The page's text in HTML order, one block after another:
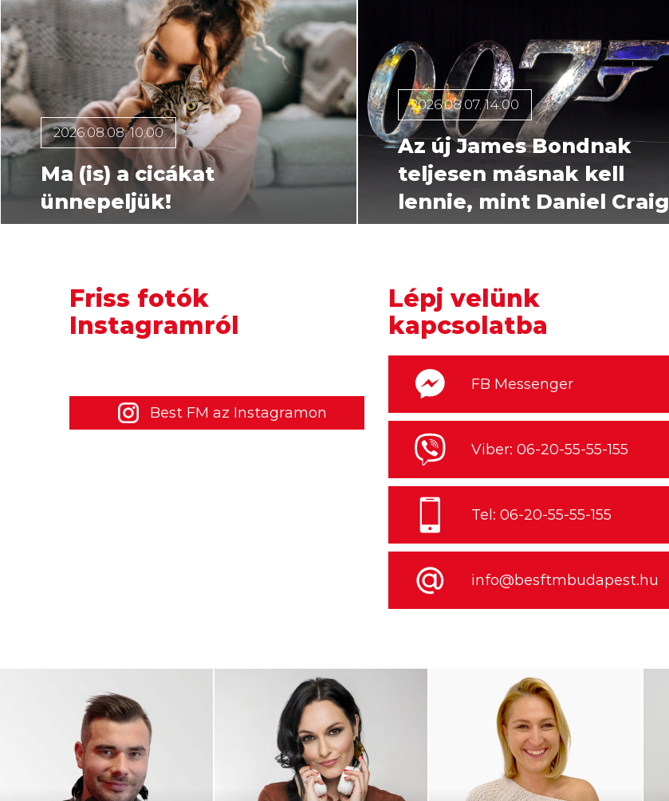
2026.08.08. 10:00
Ma (is) a cicákat
ünnepeljük!
2026.08.07. 14:00
Az új James Bondnak
teljesen másnak kell
lennie, mint Daniel Craig
Friss fotók
Instagramról
Best FM az Instagramon
Lépj velünk
kapcsolatba
FB Messenger
Viber: 06-20-55-55-155
Tel: 06-20-55-55-155
info@besftmbudapest.hu